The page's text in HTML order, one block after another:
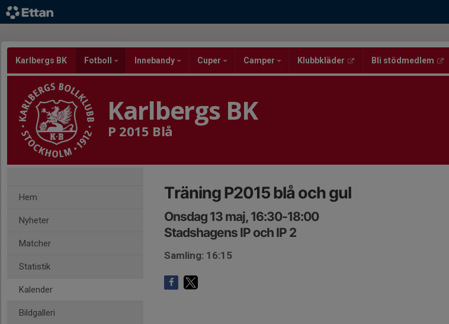
Karlbergs BK Fotboll Innebandy Cuper Camper Klubbkläder Bli stödmedlem
Karlbergs BK
P 2015 Blå
Hem
Nyheter
Matcher
Statistik
Kalender
Bildgalleri
Träning P2015 blå och gul
Onsdag 13 maj, 16:30-18:00
Stadshagens IP och IP 2
Samling: 16:15